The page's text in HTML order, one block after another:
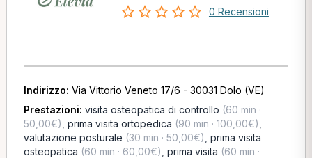
0 Recensioni
Indirizzo: Via Vittorio Veneto 17/6 - 30031 Dolo (VE)
Prestazioni: visita osteopatica di controllo (60 min ·
50,00€) prima visita ortopedica (90 min · 100,00€)
valutazione posturale (30 min · 50,00€) prima visita
osteopatica (60 min · 60,00€) prima visita (60 min ·